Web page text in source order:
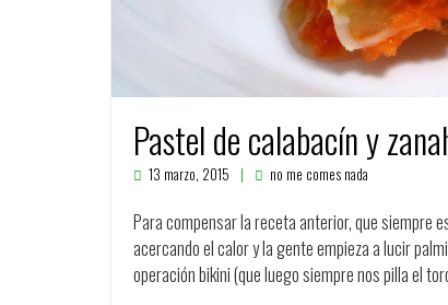
Pastel de calabacín y
13 marzo, 2015 no me comes nada
Para compensar la receta anterior, que siempre
acercando el calor y la gente empieza a lucir
operación bikini (que luego siempre nos pilla el